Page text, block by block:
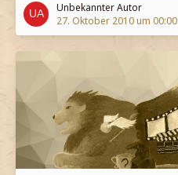
Unbekannter Autor
27. Oktober 2010 um 00:00